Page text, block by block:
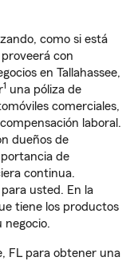
como si está
con
en Tallahassee,
1 una póliza de
comerciales,
laboral.
dueños de
de
continua.
usted. En la
tiene los productos
negocio.
FL para obtener una